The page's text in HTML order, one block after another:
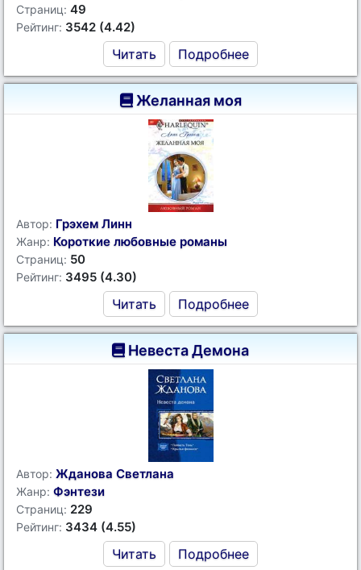
Страниц: 49
Рейтинг: 3542 (4.42)
Читать Подробнее
Желанная моя
Автор: Грэхем Линн
Жанр: Короткие любовные романы
Страниц: 50
Рейтинг: 3495 (4.30)
Читать Подробнее
Невеста Демона
Автор: Жданова Светлана
Жанр: Фэнтези
Страниц: 229
Рейтинг: 3434 (4.55)
Читать Подробнее